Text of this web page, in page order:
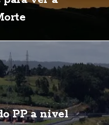
PP a nivel